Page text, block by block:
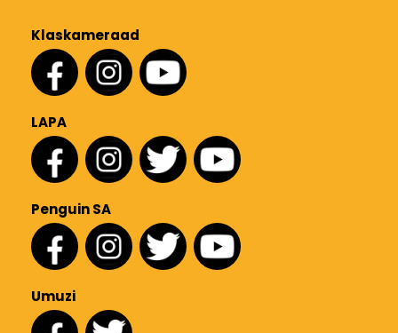
Klaskameraad
LAPA
Penguin SA
Umuzi